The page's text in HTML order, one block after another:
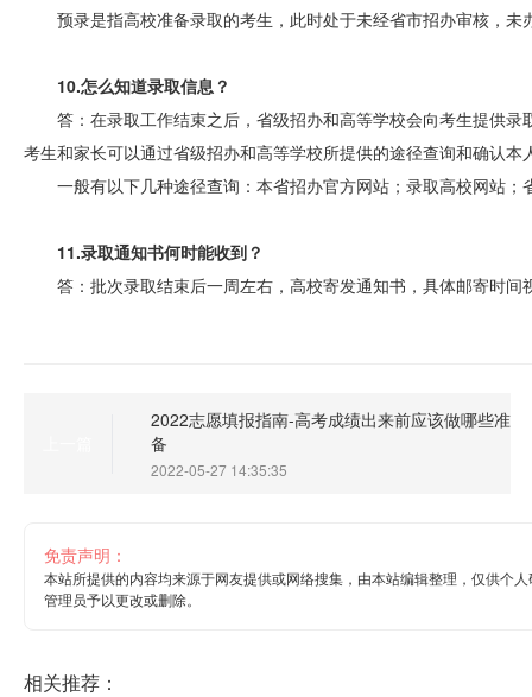
预录是指高校准备录取的考生，此时处于未经省市招办审核，未
10.怎么知道录取信息？
答：在录取工作结束之后，省级招办和高等学校会向考生提供
考生和家长可以通过省级招办和高等学校所提供的途径查询和确认本
一般有以下几种途径查询：本省招办官方网站；录取高校网站
11.录取通知书何时能收到？
答：批次录取结束后一周左右，高校寄发通知书，具体邮寄时
2022志愿填报指南-高考成绩出来前应该做哪些准
备
2022-05-27 14:35:35
免责声明：
本站所提供的内容均来源于网友提供或网络搜集，由本站编辑整理，仅供个
管理员予以更改或删除。
相关推荐：